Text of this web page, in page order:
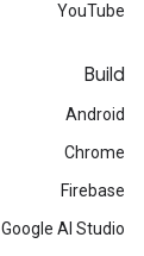
YouTube
Build
Android
Chrome
Firebase
Google AI Studio